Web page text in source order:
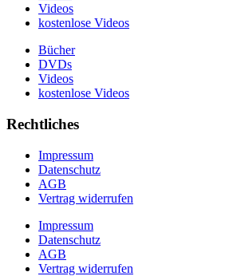
Videos
kostenlose Videos
Bücher
DVDs
Videos
kostenlose Videos
Rechtliches
Impressum
Datenschutz
AGB
Vertrag widerrufen
Impressum
Datenschutz
AGB
Vertrag widerrufen